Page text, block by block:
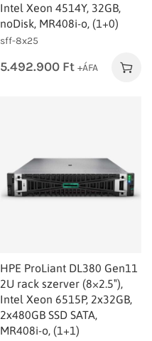
Intel Xeon 4514Y, 32GB,
noDisk, MR408i-o, (1+0)
sff-8x25
5.492.900 Ft +ÁFA
HPE ProLiant DL380 Gen11
2U rack szerver (8×2.5″),
Intel Xeon 6515P, 2x32GB,
2x480GB SSD SATA,
MR408i‑o, (1+1)